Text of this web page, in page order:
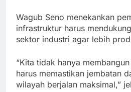
Wagub Seno menekankan
infrastruktur harus
sektor industri agar lebih
“Kita tidak hanya
harus memastikan jembatan
wilayah berjalan maksimal,”